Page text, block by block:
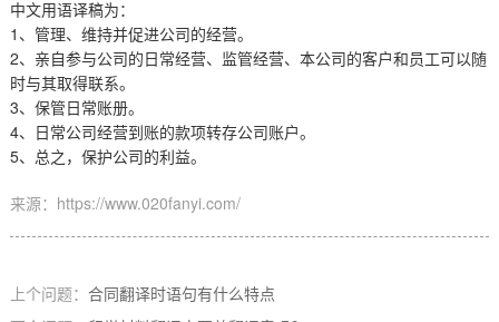
中文用语译稿为：
1 、管理、维持并促进公司的经营。
2、亲自参与公司的日常经营、监管经营、本公司的客户和员工可以随
时与其取得联系。
3、保管日常账册。
4、日常公司经营到账的款项转存公司账户。
5、总之，保护公司的利益。
来源：https://www.020fanyi.com/
上个问题： 合同翻译时语句有什么特点